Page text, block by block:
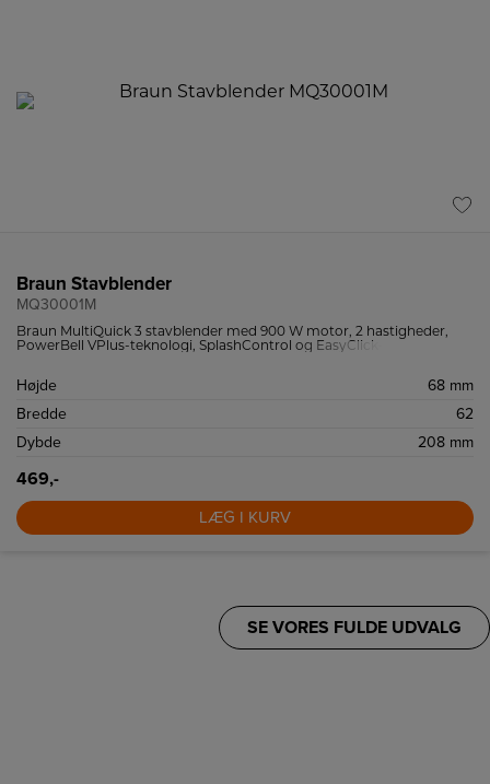
Braun Stavblender
MQ30001M
Braun MultiQuick 3 stavblender med 900 W motor, 2 hastigheder,
PowerBell VPlus-teknologi, SplashControl og EasyClick-
Højde
68 mm
Bredde
62
Dybde
208 mm
469,-
LÆG I KURV
SE VORES FULDE UDVALG